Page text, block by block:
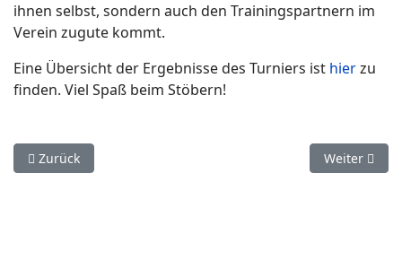
ihnen selbst, sondern auch den Trainingspartnern im
Verein zugute kommt.
Eine Übersicht der Ergebnisse des Turniers ist hierzu
finden. Viel Spaß beim Stöbern!
Vorheriger Beitrag: Nachwuchs I neue Herausforderungen
Zurück Nächster
Weiter